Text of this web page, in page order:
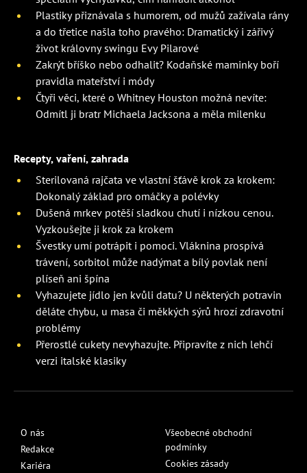
Plastiky přiznávala s humorem, od mužů zažívala rány
a do třetice našla toho pravého: Dramatický i zářivý
život královny swingu Evy Pilarové
Zakrýt bříško nebo odhalit? Kodaňské maminky boří
pravidla mateřství i módy
Čtyři věci, které o Whitney Houston možná nevíte:
Odmítl ji bratr Michaela Jacksona a měla milenku
Recepty, vaření, zahrada
Sterilovaná rajčata ve vlastní šťávě krok za krokem:
Dokonalý základ pro omáčky a polévky
Dušená mrkev potěší sladkou chutí i nízkou cenou.
Vyzkoušejte ji krok za krokem
Švestky umí potrápit i pomoci. Vláknina prospívá
trávení, sorbitol může nadýmat a bílý povlak není
plíseň ani špína
Vyhazujete jídlo jen kvůli datu? U některých potravin
děláte chybu, u masa či měkkých sýrů hrozí zdravotní
problémy
Přerostlé cukety nevyhazujte. Připravíte z nich lehčí
verzi italské klasiky
O nás
Redakce
Kariéra
Všeobecné obchodní
podmínky
Cookies zásady